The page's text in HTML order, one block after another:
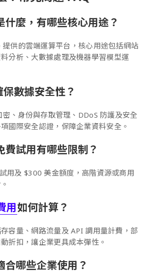
什麼，有哪些核心用途？
供的雲端運算平台，核心用途包括網站
分析、大數據處理及機器學習模型運
數據安全性？
密、身份與存取管理、DDoS 防護及安全
國際安全認證，保障企業資料安全。
費試用有哪些限制？
用及 $300 美金額度，高階資源或商用
用如何計算？
容量、網路流量及 API 調用量計費，部
折扣，讓企業更具成本彈性。
合哪些企業使用？